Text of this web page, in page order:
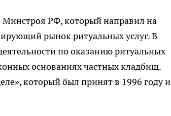
Минстроя РФ, который направил на
рынок ритуальных услуг. В
по оказанию ритуальных
основаниях частных кладбищ.
который был принят в 1996 году и